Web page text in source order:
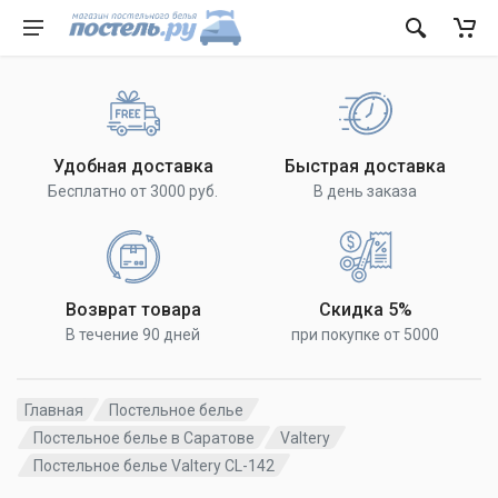
Удобная доставка
Бесплатно от 3000 руб.
Быстрая доставка
В день заказа
Возврат товара
В течение 90 дней
Скидка 5%
при покупке от 5000
Главная
Постельное белье
Постельное белье в Саратове
Valtery
Постельное белье Valtery CL-142